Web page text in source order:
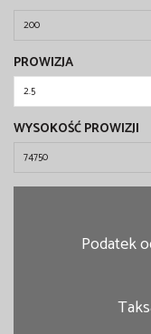
PROWIZJA
WYSOKOŚĆ PROWIZJI
Podatek